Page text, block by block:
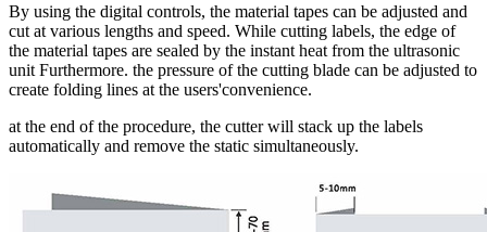
By using the digital controls, the material tapes can be adjusted and
cut at various lengths and speed. While cutting labels, the edge of
the material tapes are sealed by the instant heat from the ultrasonic
unit Furthermore. the pressure of the cutting blade can be adjusted to
create folding lines at the users'convenience.
at the end of the procedure, the cutter will stack up the labels
automatically and remove the static simultaneously.